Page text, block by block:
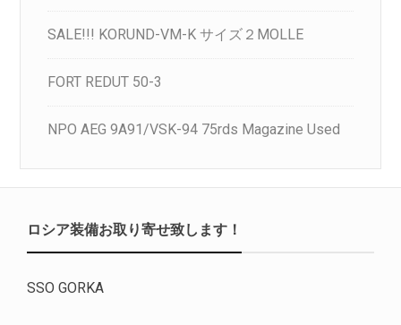
SALE!!! KORUND-VM-K サイズ２MOLLE
FORT REDUT 50-3
NPO AEG 9A91/VSK-94 75rds Magazine Used
ロシア装備お取り寄せ致します！
SSO GORKA